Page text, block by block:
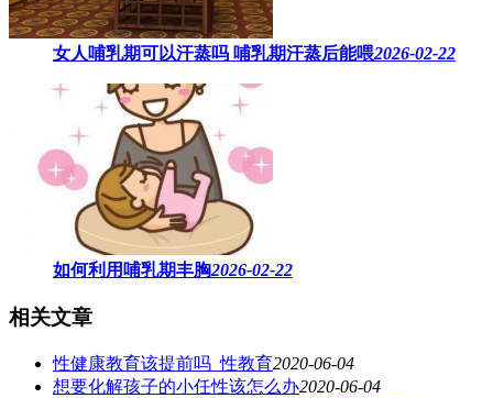
女人哺乳期可以汗蒸吗 ​哺乳期汗蒸后能喂2026-02-22
如何利用哺乳期丰胸2026-02-22
相关文章
性健康教育该提前吗_性教育2020-06-04
想要化解孩子的小任性该怎么办2020-06-04